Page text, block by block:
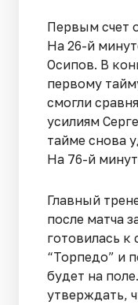
Первым счет
На 26-й
Осипов. В
первому
смогли
усилиям
тайме снова
На 76-й
Главный
после матча
готовилась к
“Торпедо” и
будет на
утверждать,